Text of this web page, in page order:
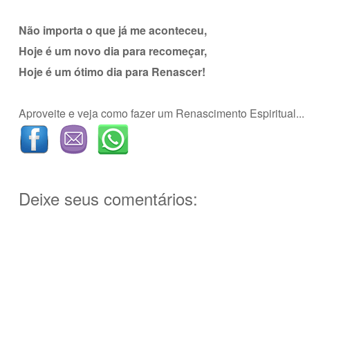
Não importa o que já me aconteceu,
Hoje é um novo dia para recomeçar,
Hoje é um ótimo dia para Renascer!
Aproveite e veja como fazer um Renascimento Espiritual...
Deixe seus comentários: